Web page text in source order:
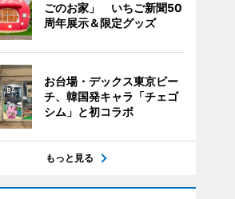
ごのお家」 いちご新聞50
周年展示＆限定グッズ
お台場・デックス東京ビー
チ、韓国発キャラ「チェゴ
シム」と初コラボ
もっと見る